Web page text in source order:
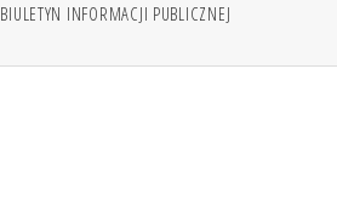
BIULETYN INFORMACJI PUBLICZNEJ